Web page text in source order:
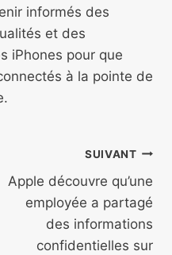
informés des
et des
iPhones pour que
à la pointe de
SUIVANT
Apple découvre qu’une
employée a partagé
des informations
confidentielles sur